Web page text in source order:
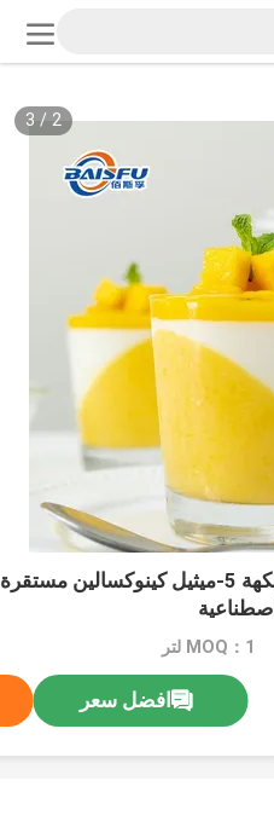
2
/
3
نكهة 5-ميثيل كينوكسالين
اصطناعية
MOQ：1 لتر
افضل سعر